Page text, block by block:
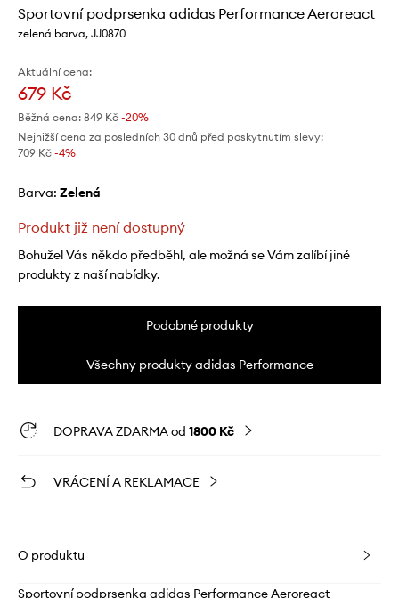
Sportovní podprsenka adidas Performance Aeroreact
zelená barva, JJ0870
Aktuální cena:
679 Kč
Běžná cena: 849 Kč -20%
Nejnižší cena za posledních 30 dnů před poskytnutím slevy:
709 Kč -4%
Barva: zelená
Produkt již není dostupný
Bohužel Vás někdo předběhl, ale možná se Vám zalíbí jiné
produkty z naší nabídky.
Podobné produkty
Všechny produkty adidas Performance
DOPRAVA ZDARMA od 1800 Kč
VRÁCENÍ A REKLAMACE
O produktu
Sportovní podprsenka adidas Performance Aeroreact